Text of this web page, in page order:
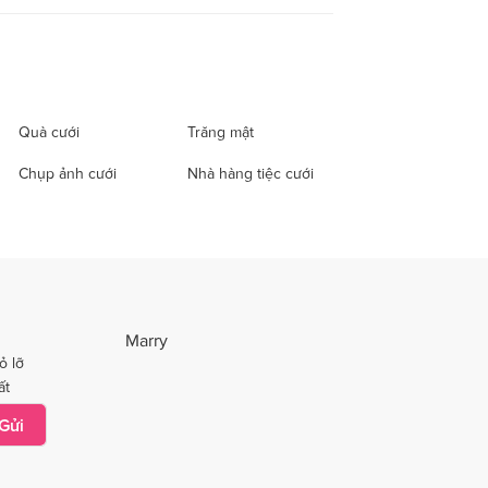
Quà cưới Trăng mật
Chụp ảnh cưới Nhà hàng tiệc cưới
lỡ
Marry